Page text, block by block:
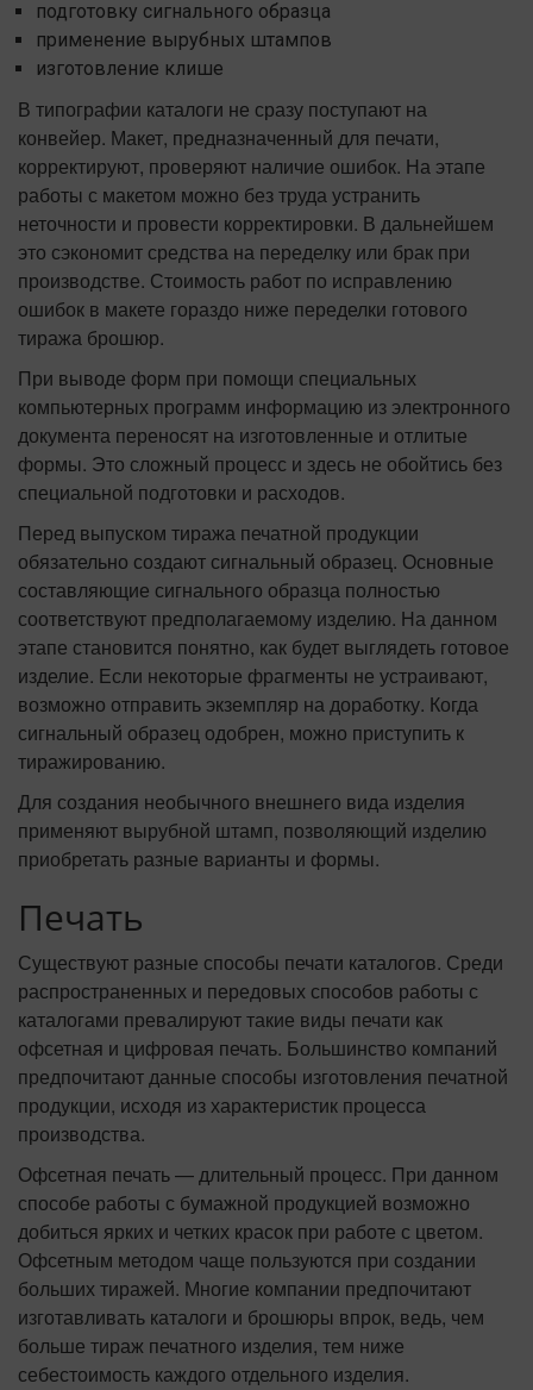
подготовку сигнального образца
применение вырубных штампов
изготовление клише
В типографии каталоги не сразу поступают на
конвейер. Макет, предназначенный для печати,
корректируют, проверяют наличие ошибок. На этапе
работы с макетом можно без труда устранить
неточности и провести корректировки. В дальнейшем
это сэкономит средства на переделку или брак при
производстве. Стоимость работ по исправлению
ошибок в макете гораздо ниже переделки готового
тиража брошюр.
При выводе форм при помощи специальных
компьютерных программ информацию из электронного
документа переносят на изготовленные и отлитые
формы. Это сложный процесс и здесь не обойтись без
специальной подготовки и расходов.
Перед выпуском тиража печатной продукции
обязательно создают сигнальный образец. Основные
составляющие сигнального образца полностью
соответствуют предполагаемому изделию. На данном
этапе становится понятно, как будет выглядеть готовое
изделие. Если некоторые фрагменты не устраивают,
возможно отправить экземпляр на доработку. Когда
сигнальный образец одобрен, можно приступить к
тиражированию.
Для создания необычного внешнего вида изделия
применяют вырубной штамп, позволяющий изделию
приобретать разные варианты и формы.
Печать
Существуют разные способы печати каталогов. Среди
распространенных и передовых способов работы с
каталогами превалируют такие виды печати как
офсетная и цифровая печать. Большинство компаний
предпочитают данные способы изготовления печатной
продукции, исходя из характеристик процесса
производства.
Офсетная печать — длительный процесс. При данном
способе работы с бумажной продукцией возможно
добиться ярких и четких красок при работе с цветом.
Офсетным методом чаще пользуются при создании
больших тиражей. Многие компании предпочитают
изготавливать каталоги и брошюры впрок, ведь, чем
больше тираж печатного изделия, тем ниже
себестоимость каждого отдельного изделия.